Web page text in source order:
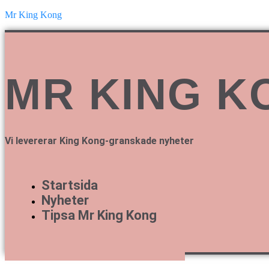
Mr King Kong
MR KING
Vi levererar King Kong-granskade nyheter
Startsida
Nyheter
Tipsa Mr King Kong